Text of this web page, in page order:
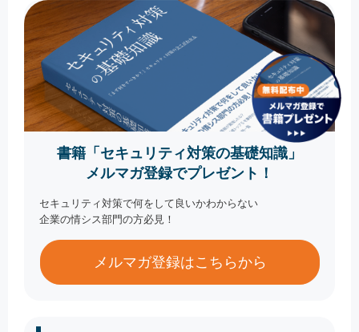
書籍「セキュリティ対策の基礎知識」
メルマガ登録でプレゼント！
セキュリティ対策で何をして良いかわからない
企業の情シス部門の方必見！
メルマガ登録はこちらから